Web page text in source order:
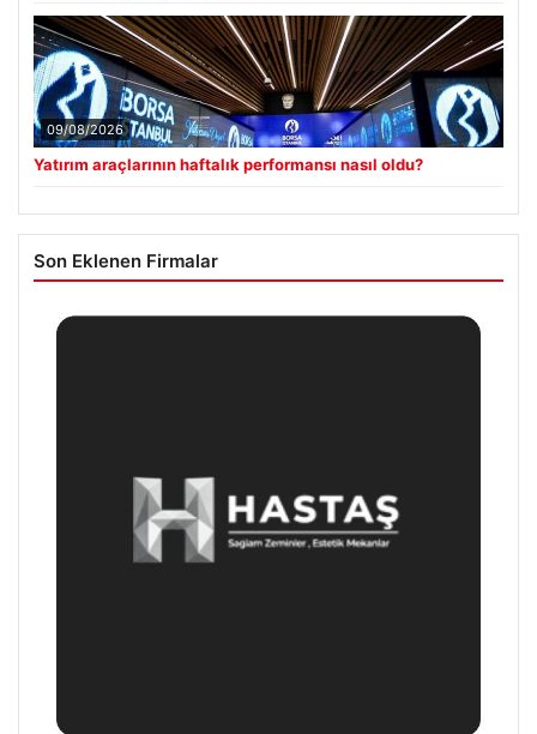
09/08/2026
Yatırım araçlarının haftalık performansı nasıl oldu?
Son Eklenen Firmalar